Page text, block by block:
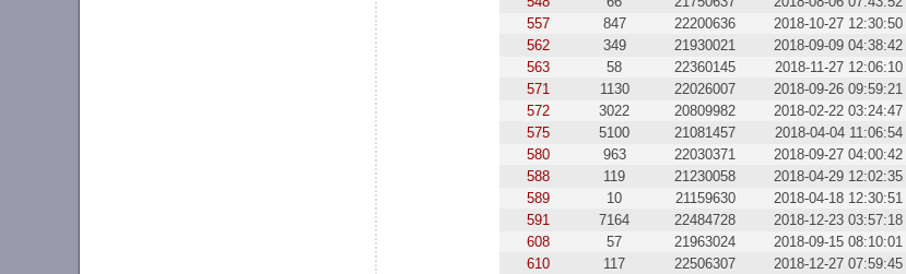
557
847 22200636 2018-10-27 12:30:50
562
349 21930021 2018-09-09 04:38:42
563
58 22360145 2018-11-27 12:06:10
571
1130 22026007 2018-09-26 09:59:21
572
3022 20809982 2018-02-22 03:24:47
575
5100 21081457 2018-04-04 11:06:54
580
963 22030371 2018-09-27 04:00:42
588
119 21230058 2018-04-29 12:02:35
589
10 21159630 2018-04-18 12:30:51
591
7164 22484728 2018-12-23 03:57:18
608
57 21963024 2018-09-15 08:10:01
610
117 22506307 2018-12-27 07:59:45